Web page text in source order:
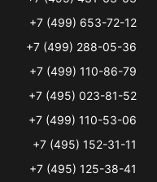
+7 (499) 653-72-12
+7 (499) 288-05-36
+7 (499) 110-86-79
+7 (495) 023-81-52
+7 (499) 110-53-06
+7 (495) 152-31-11
+7 (495) 125-38-41